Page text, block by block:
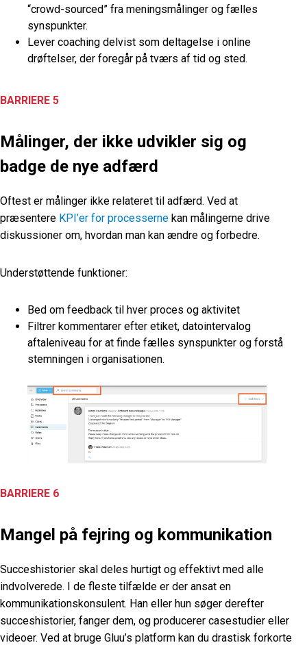
“crowd-sourced” fra meningsmålinger og fælles
synspunkter.
Lever coaching delvist som deltagelse i online
drøftelser, der foregår på tværs af tid og sted.
BARRIERE 5
Målinger, der ikke udvikler sig og
badge de nye adfærd
Oftest er målinger ikke relateret til adfærd. Ved at
præsentere KPI’er for processerne kan målingerne drive
diskussioner om, hvordan man kan ændre og forbedre.
Understøttende funktioner:
Bed om feedback til hver proces og aktivitet
Filtrer kommentarer efter etiket, datointervalog
aftaleniveau for at finde fælles synspunkter og forstå
stemningen i organisationen.
BARRIERE 6
Mangel på fejring og kommunikation
Succeshistorier skal deles hurtigt og effektivt med alle
indvolverede. I de fleste tilfælde er der ansat en
kommunikationskonsulent. Han eller hun søger derefter
succeshistorier, fanger dem, og producerer casestudier eller
videoer. Ved at bruge Gluu’s platform kan du drastisk forkorte